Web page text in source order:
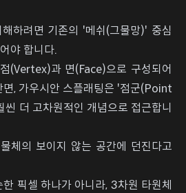
하려면 기존의 '메쉬(그물망)' 중심
야 합니다.
(Vertex)과 면(Face)으로 구성되어
면, 가우시안 스플래팅은 '점군(Point
더 고차원적인 개념으로 접근합니
체의 보이지 않는 공간에 던진다고
픽셀 하나가 아니라, 3차원 타원체